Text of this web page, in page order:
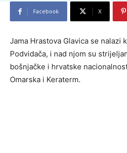
Facebook X
Jama Hrastova Glavica se nalazi
Podvidača, i nad njom su
bošnjačke i hrvatske
Omarska i Keraterm.